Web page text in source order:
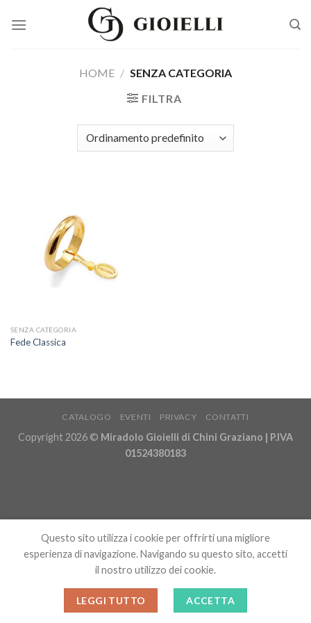
HOME / SENZA CATEGORIA
FILTRA
SENZA CATEGORIA
Fede Classica
CATALOGO EVENTI PRIVACY CONTATTI
Copyright 2026 © Miradolo Gioielli di Chini Graziano | P.IVA
01524380183
Questo sito utilizza i cookie per offrirti una migliore
esperienza di navigazione. Navigando su questo sito, accetti
il ​​nostro utilizzo dei cookie.
LEGGI TUTTO ACCETTA